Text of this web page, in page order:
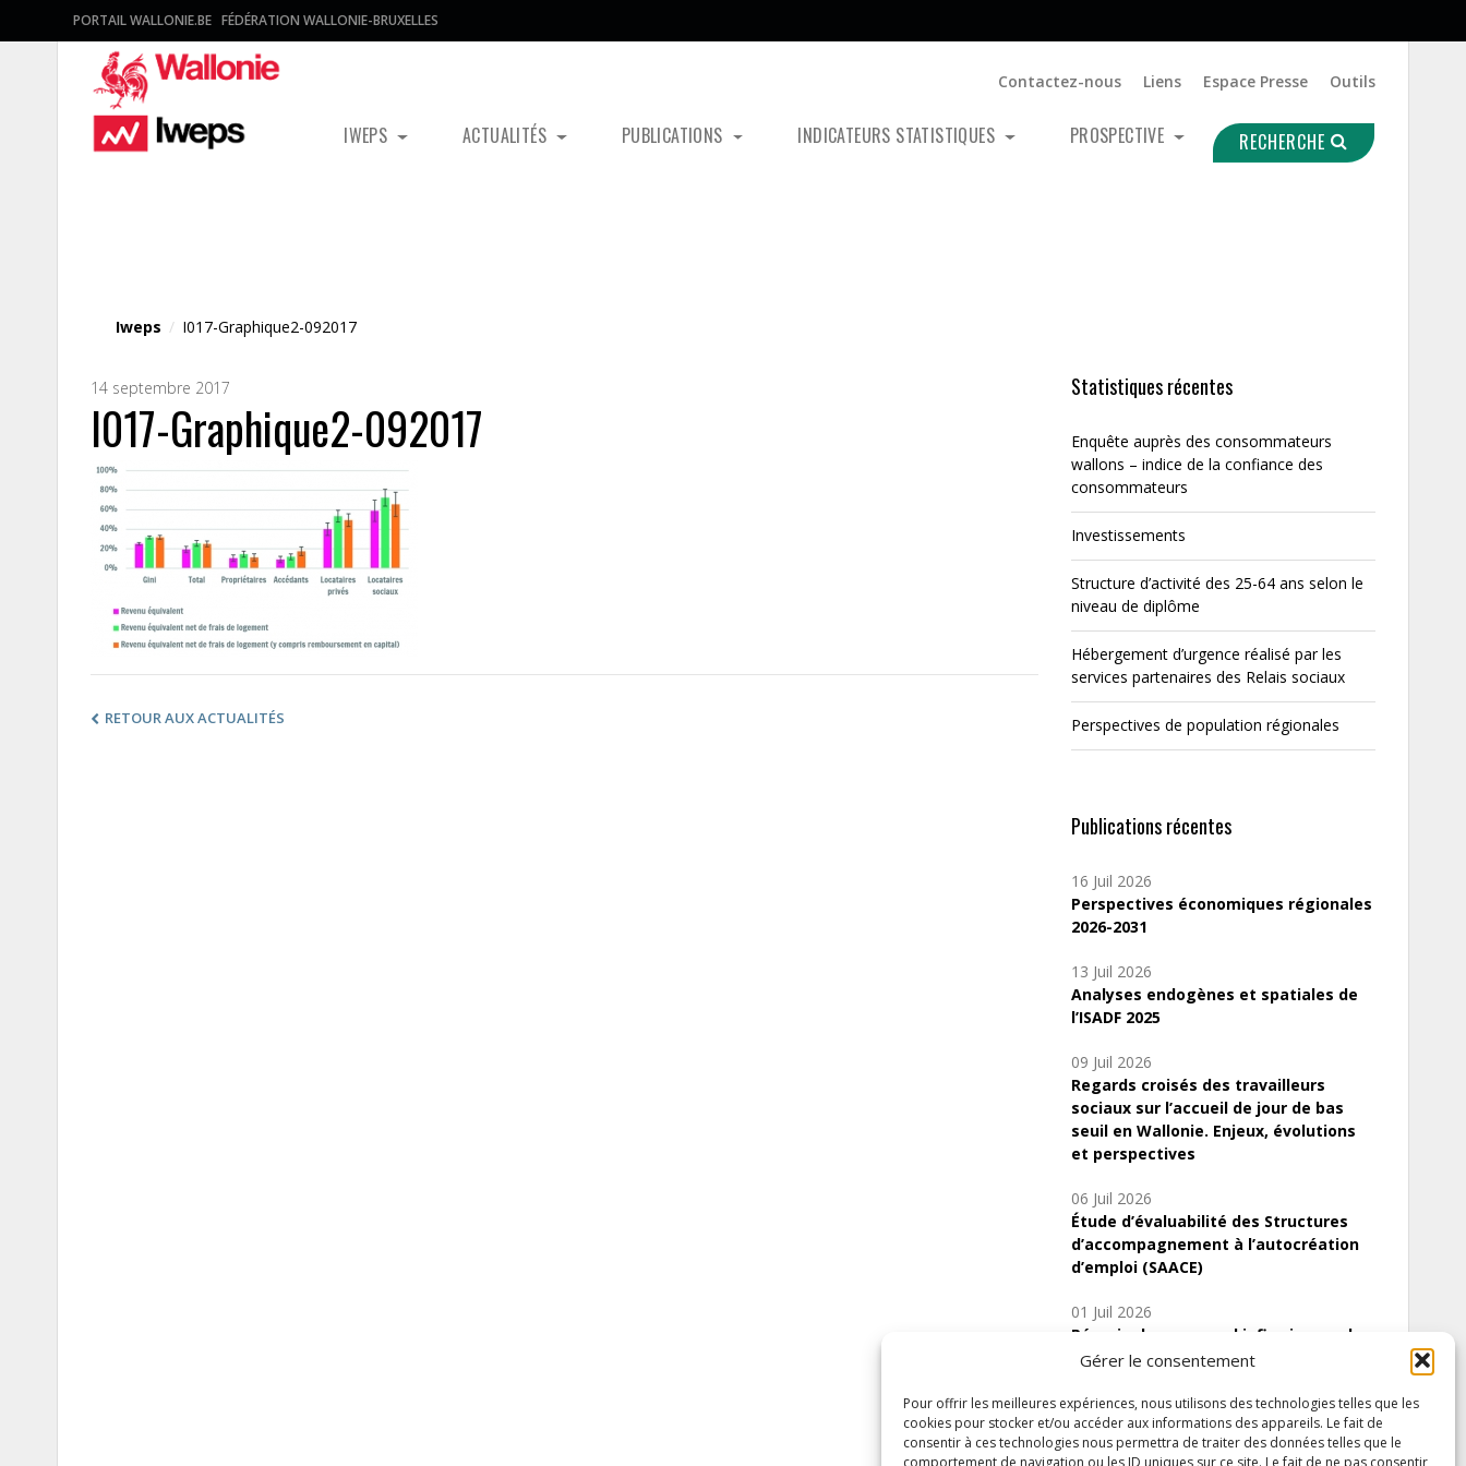
Gérer le consentement
Pour offrir les meilleures expériences, nous utilisons des technologies telles que les
cookies pour stocker et/ou accéder aux informations des appareils. Le fait de
consentir à ces technologies nous permettra de traiter des données telles que le
comportement de navigation ou les ID uniques sur ce site. Le fait de ne pas consentir
PORTAIL WALLONIE.BE FÉDÉRATION WALLONIE-BRUXELLES
Contactez-nous Liens Espace Presse Outils
IWEPS ACTUALITÉS PUBLICATIONS INDICATEURS STATISTIQUES PROSPECTIVE RECHERCHE
Iweps / I017-Graphique2-092017
14 septembre 2017
I017-Graphique2-092017
RETOUR AUX ACTUALITÉS
Statistiques récentes
Enquête auprès des consommateurs
wallons – indice de la confiance des
consommateurs
Investissements
Structure d’activité des 25-64 ans selon le
niveau de diplôme
Hébergement d’urgence réalisé par les
services partenaires des Relais sociaux
Perspectives de population régionales
Publications récentes
16 Juil 2026
Perspectives économiques régionales
2026-2031
13 Juil 2026
Analyses endogènes et spatiales de
l’ISADF 2025
09 Juil 2026
Regards croisés des travailleurs
sociaux sur l’accueil de jour de bas
seuil en Wallonie. Enjeux, évolutions
et perspectives
06 Juil 2026
Étude d’évaluabilité des Structures
d’accompagnement à l’autocréation
d’emploi (SAACE)
01 Juil 2026
Pénurie du personnel infirmier :quels
indicateurs d’offre de soins pour